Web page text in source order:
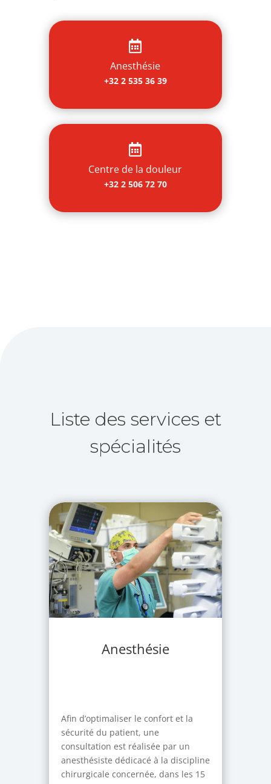

Anesthésie
+32 2 535 36 39

Centre de la douleur
+32 2 506 72 70
Liste des services et
spécialités
Anesthésie
Afin d’optimaliser le confort et la
sécurité du patient, une
consultation est réalisée par un
anesthésiste dédicacé à la discipline
chirurgicale concernée, dans les 15